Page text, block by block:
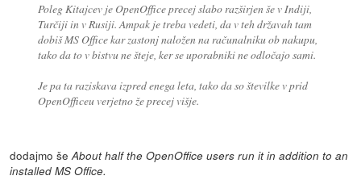
Poleg Kitajcev je OpenOffice precej slabo razširjen še v Indiji,
Turčiji in v Rusiji. Ampak je treba vedeti, da v teh državah tam
dobiš MS Office kar zastonj naložen na računalniku ob nakupu,
tako da to v bistvu ne šteje, ker se uporabniki ne odločajo sami.
Je pa ta raziskava izpred enega leta, tako da so številke v prid
OpenOfficeu verjetno že precej višje.
dodajmo šeAbout half the OpenOffice users run it in addition to an
installed MS Office.